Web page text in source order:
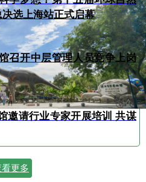
选上海站正式启幕
召开中层管理人员竞争上岗
请行业专家开展培训 共谋
更多